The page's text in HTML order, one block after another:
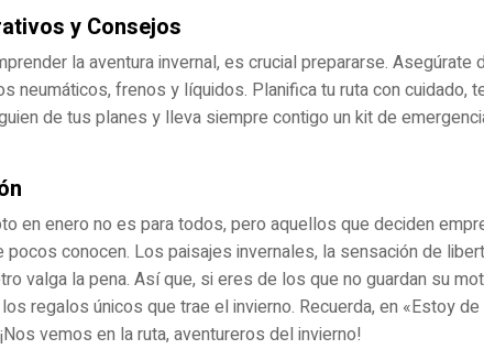
y Consejos
la aventura invernal, es crucial prepararse.
neumáticos, frenos y líquidos. Planifica tu ruta con cuidado,
de tus planes y lleva siempre contigo un kit de
en enero no es para todos, pero aquellos que deciden
pocos conocen. Los paisajes invernales, la sensación de
valga la pena. Así que, si eres de los que no guardan su
regalos únicos que trae el invierno. Recuerda, en «Estoy
vemos en la ruta, aventureros del invierno!